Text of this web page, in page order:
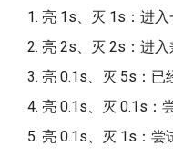
亮 1s、灭 1s：进
亮 2s、灭 2s：进
亮 0.1s、灭 5s：已
亮 0.1s、灭 0.1s：
亮 0.1s、灭 1s：尝